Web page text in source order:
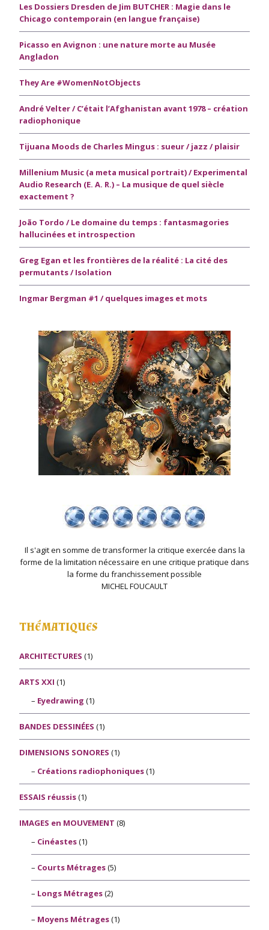
Les Dossiers Dresden de Jim BUTCHER : Magie dans le
Chicago contemporain (en langue française)
Picasso en Avignon : une nature morte au Musée
Angladon
They Are #WomenNotObjects
André Velter / C’était l’Afghanistan avant 1978 – création
radiophonique
Tijuana Moods de Charles Mingus : sueur / jazz / plaisir
Millenium Music (a meta musical portrait) / Experimental
Audio Research (E. A. R.) – La musique de quel siècle
exactement ?
João Tordo / Le domaine du temps : fantasmagories
hallucinées et introspection
Greg Egan et les frontières de la réalité : La cité des
permutants / Isolation
Ingmar Bergman #1 / quelques images et mots
Il s'agit en somme de transformer la critique exercée dans la
forme de la limitation nécessaire en une critique pratique dans
la forme du franchissement possible
MICHEL FOUCAULT
THÉMATIQUES
ARCHITECTURES (1)
ARTS XXI (1)
Eyedrawing (1)
BANDES DESSINÉES (1)
DIMENSIONS SONORES (1)
Créations radiophoniques(1)
ESSAIS réussis(1)
IMAGES en MOUVEMENT (8)
Cinéastes(1)
Courts Métrages(5)
Longs Métrages(2)
Moyens Métrages(1)